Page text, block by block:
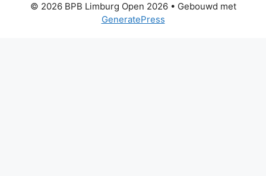
© 2026 BPB Limburg Open 2026• Gebouwd met
GeneratePress